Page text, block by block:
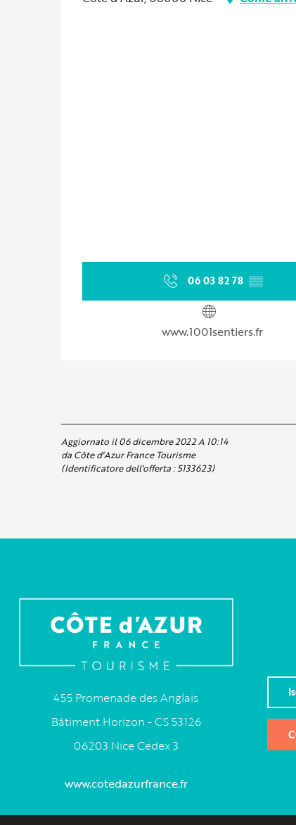
06 03 82 78 ▒▒
www.1001sentiers.fr
Aggiornato il 06 dicembre 2022 A 10:14
da Côte d'Azur France Tourisme
(Identificatore dell'offerta :5133623)
455 Promenade des Anglais
Bâtiment Horizon - CS 53126
06203 Nice Cedex 3
www.cotedazurfrance.fr